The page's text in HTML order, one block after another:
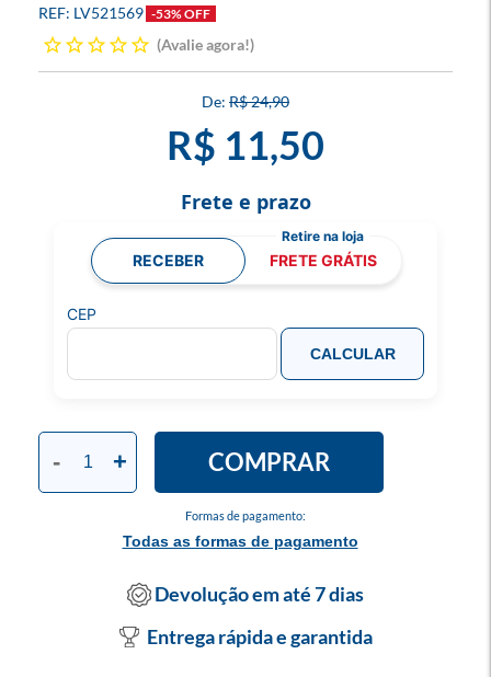
LV521569 -53% OFF
Avalie agora!
R$ 24,90
R$ 11,50
Formas de pagamento:
Todas as formas de pagamento
- + COMPRAR
Frete e prazo
RECEBER FRETE GRÁTIS
CEP
CALCULAR
Devolução em até 7 dias
Entrega rápida e garantida